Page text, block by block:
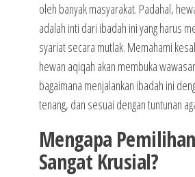
oleh banyak masyarakat. Padahal,
adalah inti dari ibadah ini yang harus
syariat secara mutlak. Memahami
hewan aqiqah akan membuka
bagaimana menjalankan ibadah ini
tenang, dan sesuai dengan tuntunan
Mengapa
Sangat Krusial?